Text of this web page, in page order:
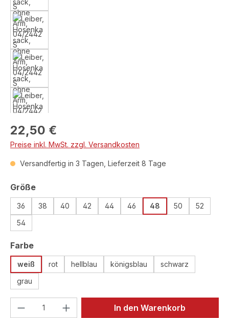
Regulärer Preis:
22,50 €
Preise inkl. MwSt. zzgl. Versandkosten
Versandfertig in 3 Tagen, Lieferzeit 8 Tage
Größeauswählen
36 38 40 42 44 46 48 50
52
54
Farbeauswählen
weiß rot hellblau königsblau
schwarz
grau
Produkt Anzahl: Gib denIn den Warenkorb